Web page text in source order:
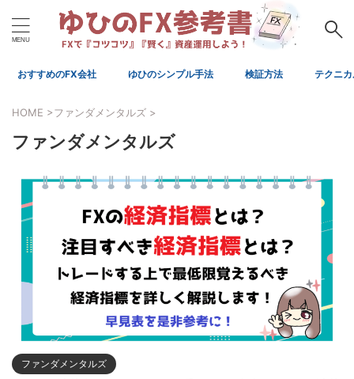
おすすめのFX会社 ゆひのシンプル手法 検証方法 テクニ
HOME >ファンダメンタルズ >
ファンダメンタルズ
ファンダメンタルズ